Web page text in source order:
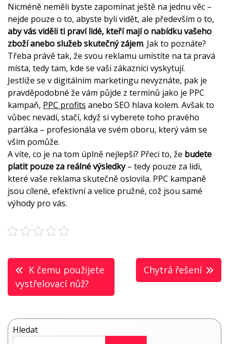
Nicméně neměli byste zapomínat ještě na jednu věc –
nejde pouze o to, abyste byli vidět, ale především o to,
aby vás viděli ti praví lidé, kteří mají o nabídku vašeho
zboží anebo služeb skutečný zájem. Jak to poznáte?
Třeba právě tak, že svou reklamu umístíte na ta pravá
místa, tedy tam, kde se vaši zákazníci vyskytují.
Jestliže se v digitálním marketingu nevyznáte, pak je
pravděpodobné že vám půjde z termínů jako je PPC
kampaň, PPC profits anebo SEO hlava kolem. Avšak to
vůbec nevadí, stačí, když si vyberete toho pravého
parťáka – profesionála ve svém oboru, který vám se
vším pomůže.
A víte, co je na tom úplně nejlepší? Přeci to, že budete
platit pouze za reálné výsledky– tedy pouze za lidi,
které vaše reklama skutečně oslovila. PPC kampaně
jsou cílené, efektivní a velice pružné, což jsou samé
výhody pro vás.
Navigace
pro
K čemu použijete
vystřelovací nůž?
Chytrá řešení
Hledat